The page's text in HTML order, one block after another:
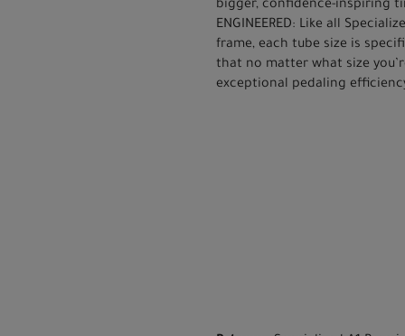
bigger, confidence-inspiring
ENGINEERED: Like all
frame, each tube size is
that no matter what size
exceptional pedaling